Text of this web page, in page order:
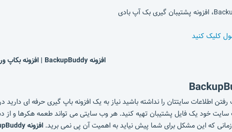
کلیک کنید
افزونه BackupBuddy | افزونه بکاپ وردپرس | افزونه بک آپ گیری
اطلاعات سایتتان را نداشته باشید نیاز به یک افزونه باپ گیری حرفه ای دارید
سایت خود یک فایل پشتیبان تهیه کنید. هر وب سایتی می تواند طعمه هکرها و
که این مشکل برای شما پیش نیاید به اهمیت آن پی نمی برید. افزونه BackupBuddy